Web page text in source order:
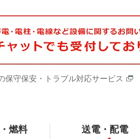
保守保安・トラブル対応サービス
燃料 送電・配電